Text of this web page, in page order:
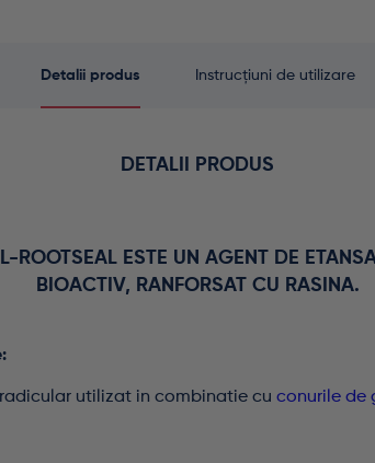
Detalii produs Instrucțiuni de utilizare
DETALII PRODUS
ROOTSEAL ESTE UN AGENT DE
BIOACTIV, RANFORSAT CU RASINA.
utilizat in combinatie cu conurile de